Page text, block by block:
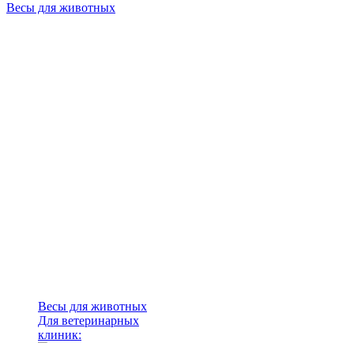
Весы для животных
Весы для животных
Для ветеринарных
клиник: